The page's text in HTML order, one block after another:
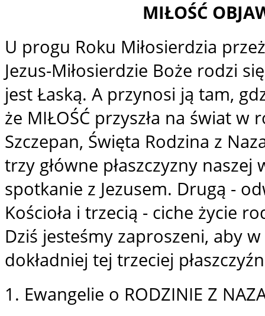
MIŁOŚĆ
U progu Roku Miłosierdzia
Jezus-Miłosierdzie Boże rodzi
jest Łaską. A przynosi ją tam,
że MIŁOŚĆ przyszła na świat
Szczepan, Święta Rodzina z
trzy główne płaszczyzny
spotkanie z Jezusem. Drugą -
Kościoła i trzecią - ciche życie
Dziś jesteśmy zaproszeni, aby
dokładniej tej trzeciej
1. Ewangelie o RODZINIE Z